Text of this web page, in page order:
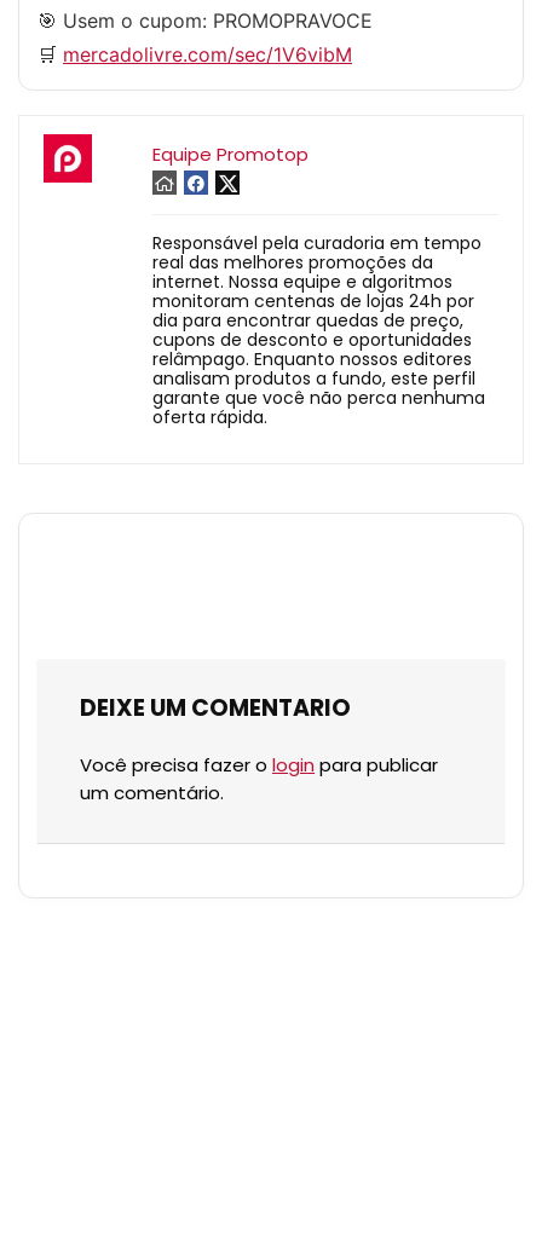
🎯 Usem o cupom: PROMOPRAVOCE
🛒 mercadolivre.com/sec/1V6vibM
Equipe Promotop
Responsável pela curadoria em tempo
real das melhores promoções da
internet. Nossa equipe e algoritmos
monitoram centenas de lojas 24h por
dia para encontrar quedas de preço,
cupons de desconto e oportunidades
relâmpago. Enquanto nossos editores
analisam produtos a fundo, este perfil
garante que você não perca nenhuma
oferta rápida.
DEIXE UM COMENTARIO
Você precisa fazer o login para publicar
um comentário.